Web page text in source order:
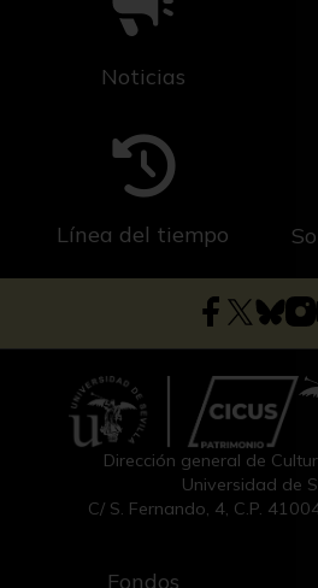
Noticias
Línea del tiempo
Dirección general de
Universidad de
C/ S. Fernando, 4, C.P.
Fondos